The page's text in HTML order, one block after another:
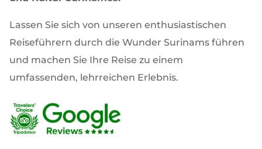
Lassen Sie sich von unseren enthusiastischen
Reiseführern durch die Wunder Surinams führen
und machen Sie Ihre Reise zu einem
umfassenden, lehrreichen Erlebnis.